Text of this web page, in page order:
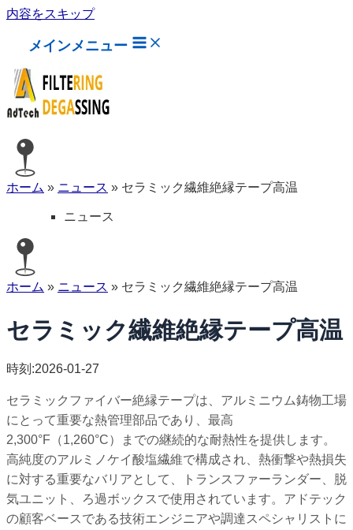
内容をスキップ
メインメニュー
ホーム » ニュース » セラミック繊維絶縁テープ高温
ニュース
ホーム » ニュース » セラミック繊維絶縁テープ高温
セラミック繊維絶縁テープ高温
時刻:2026-01-27
セラミックファイバー絶縁テープは、アルミニウム鋳物工場
にとって重要な熱管理部品であり、最高
2,300°F（1,260°C）までの継続的な耐熱性を提供します。
高純度のアルミノケイ酸塩繊維で構成され、熱衝撃や熱損失
に対する重要なバリアとして、トランスファーランダー、脱
気ユニット、ろ過ボックスで使用されています。アドテック
の顧客ベースである技術エンジニアや調達スペシャリストに